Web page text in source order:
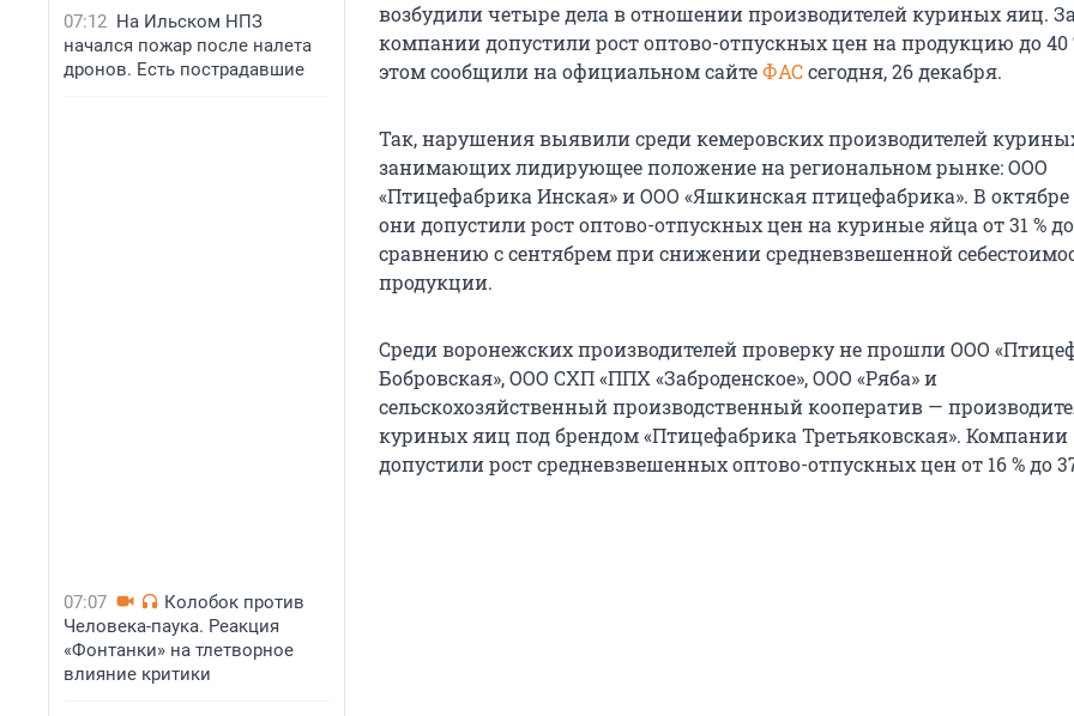
07:12 На Ильском НПЗ
начался пожар после налета
дронов. Есть пострадавшие
07:07
Колобок против
Человека-паука. Реакция
«Фонтанки» на тлетворное
влияние критики
возбудили четыре дела в отношении производителей куриных яиц.
компании допустили рост оптово-отпускных цен на продукцию до 40
этом сообщили на официальном сайтеФАСсегодня, 26 декабря.
Так, нарушения выявили среди кемеровских производителей
занимающих лидирующее положение на региональном рынке: ООО
«Птицефабрика Инская» и ООО «Яшкинская птицефабрика». В октябре
они допустили рост оптово-отпускных цен на куриные яйца от 31 % до
сравнению с сентябрем при снижении средневзвешенной
продукции.
Среди воронежских производителей проверку не прошли ООО
Бобровская», ООО СХП «ППХ «Заброденское», ООО «Ряба» и
сельскохозяйственный производственный кооператив —
куриных яиц под брендом «Птицефабрика Третьяковская». Компании
допустили рост средневзвешенных оптово-отпускных цен от 16 % до